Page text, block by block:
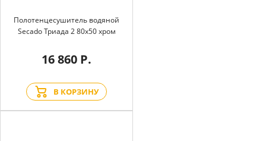
Полотенцесушитель водяной
Secado Триада 2 80x50 хром
16 860 Р.
В КОРЗИНУ